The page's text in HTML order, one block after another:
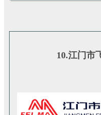
10.江门市